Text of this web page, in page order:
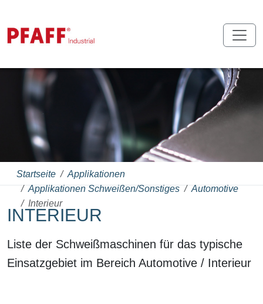
Startseite
Applikationen
Applikationen Schweißen/Sonstiges
Automotive
Interieur
INTERIEUR
Liste der Schweißmaschinen für das typische
Einsatzgebiet im Bereich Automotive / Interieur